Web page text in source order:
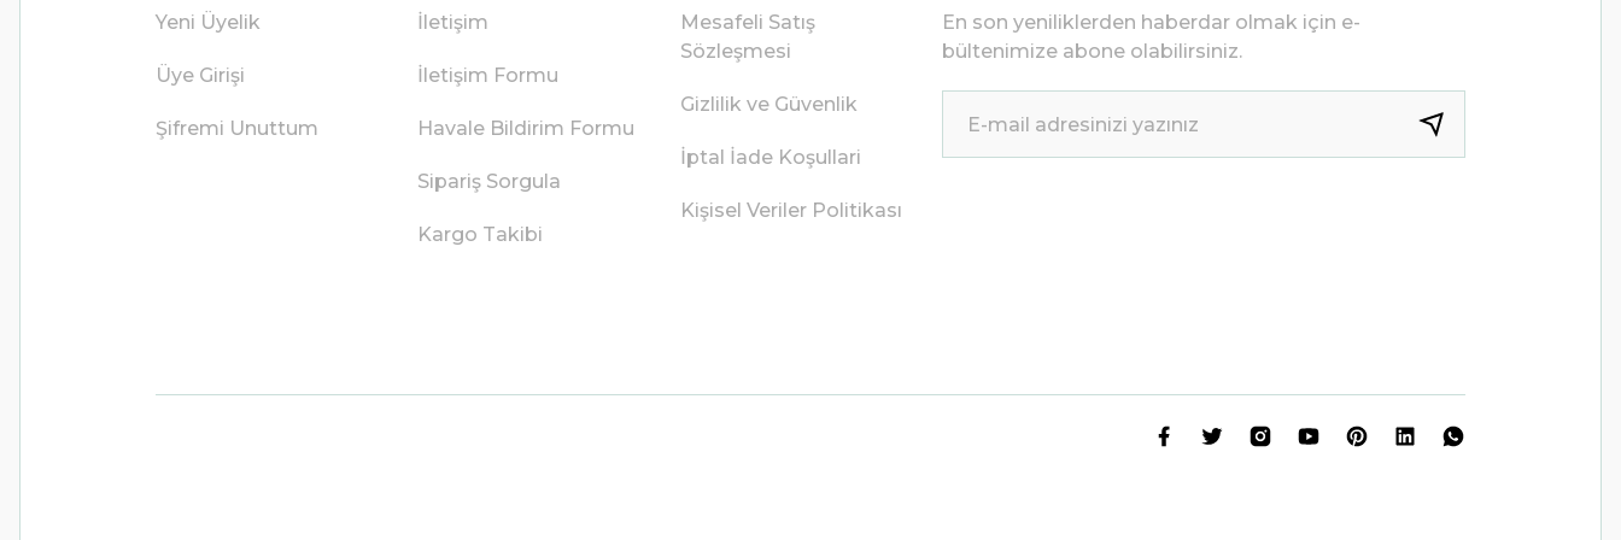
Yeni Üyelik
Üye Girişi
Şifremi Unuttum
İletişim
İletişim Formu
Havale Bildirim Formu
Sipariş Sorgula
Kargo Takibi
Mesafeli Satış
Sözleşmesi
Gizlilik ve Güvenlik
İptal İade Koşullari
Kişisel Veriler Politikası
En son yeniliklerden haberdar olmak için e-
bültenimize abone olabilirsiniz.